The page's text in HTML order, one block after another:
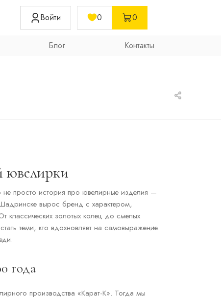
Войти 0 0
Блог Контакты
ювелирки
просто история про ювелирные изделия —
вырос бренд с характером,
классических золотых колец до смелых
теми, кто вдохновляет на самовыражение.
года
производства «Карат-К». Тогда мы